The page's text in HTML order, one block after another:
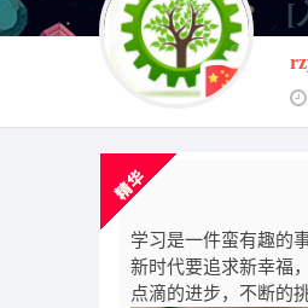
[
学习是一件蛮有趣的事
新时代要追求新幸福
点滴的进步，不断的